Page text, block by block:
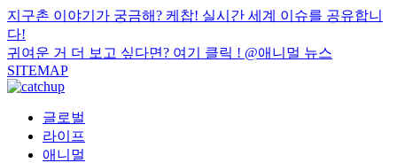
지구촌 이야기가 궁금해? 케찹! 실시간 세계 이슈를 공유합니
다!
귀여운 거 더 보고 싶다면? 여기 클릭 ! @애니멀 뉴스
SITEMAP
글로벌
라이프
애니멀